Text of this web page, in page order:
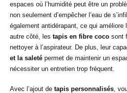
espaces où l’humidité peut être un
non seulement d’empêcher l’eau de
également antidérapant, ce qui améliore
autre côté, les tapis en fibre coco sont
nettoyer à l’aspirateur. De plus, leur
et la saleté permet de maintenir un
nécessiter un entretien trop fréquent.
Avec l’ajout de tapis personnalisés ,